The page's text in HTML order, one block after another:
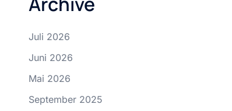
Juli 2026
Juni 2026
Mai 2026
September 2025